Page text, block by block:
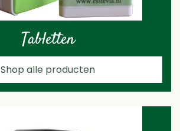
Tabletten
Shop alle producten